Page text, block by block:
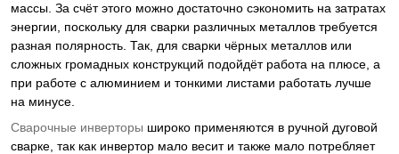
массы. За счёт этого можно достаточно сэкономить на затратах
энергии, поскольку для сварки различных металлов требуется
разная полярность. Так, для сварки чёрных металлов или
сложных громадных конструкций подойдёт работа на плюсе, а
при работе с алюминием и тонкими листами работать лучше
на минусе.
Сварочные инверторы широко применяются в ручной дуговой
сварке, так как инвертор мало весит и также мало потребляет